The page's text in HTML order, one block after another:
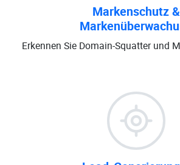
Markenschutz &
Erkennen Sie Domain-Squatter und